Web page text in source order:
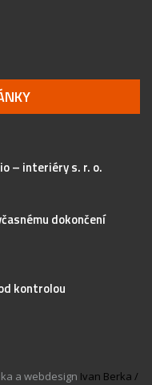
– interiéry s. r. o.
dokončení
kontrolou
a webdesign Ivan Berka /